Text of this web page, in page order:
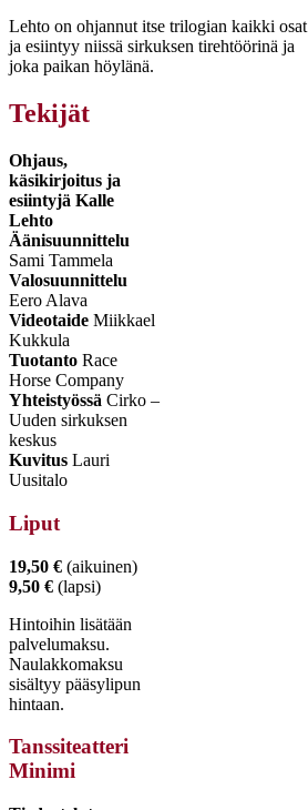
Lehto on ohjannut itse trilogian kaikki osat
ja esiintyy niissä sirkuksen tirehtöörinä ja
joka paikan höylänä.
Tekijät
Ohjaus,
käsikirjoitus ja
esiintyjä Kalle
Lehto
Äänisuunnittelu
Sami Tammela
Valosuunnittelu
Eero Alava
Videotaide Miikkael
Kukkula
Tuotanto Race
Horse Company
Yhteistyössä Cirko –
Uuden sirkuksen
keskus
Kuvitus Lauri
Uusitalo
Liput
19,50 € (aikuinen)
9,50 € (lapsi)
Hintoihin lisätään
palvelumaksu.
Naulakkomaksu
sisältyy pääsylipun
hintaan.
Tanssiteatteri
Minimi